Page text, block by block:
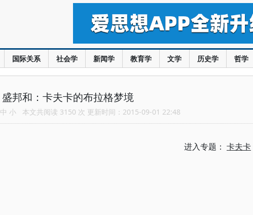
国际关系 社会学 新闻学 教育学 文学 历史学 哲学
盛邦和：卡夫卡的布拉格梦境
中 小 本文共阅读 3150 次 更新时间：2015-09-01 22:48
进入专题： 卡夫卡